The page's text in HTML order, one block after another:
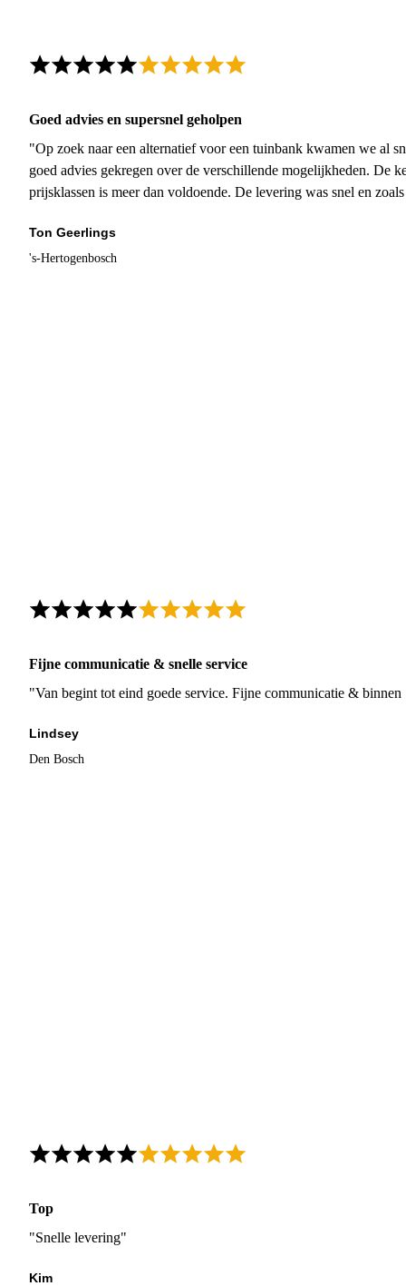
Goed advies en supersnel geholpen
"Op zoek naar een alternatief voor een tuinbank kwamen we al
goed advies gekregen over de verschillende mogelijkheden. De
prijsklassen is meer dan voldoende. De levering was snel en
Ton Geerlings
's-Hertogenbosch
Fijne communicatie & snelle service
"Van begint tot eind goede service. Fijne communicatie &
Lindsey
Den Bosch
Top
"Snelle levering"
Kim